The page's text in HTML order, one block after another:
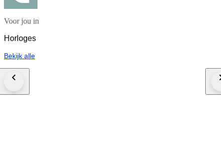
Voor jou in
Horloges
Bekijk alle